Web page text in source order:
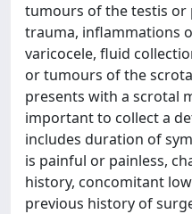
tumours of the testis
trauma, inflammations
varicocele, fluid
or tumours of the
presents with a scrotal
important to collect a
includes duration of
is painful or painless,
history, concomitant
previous history of